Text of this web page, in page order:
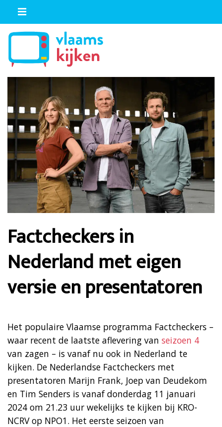
Factcheckers in
Nederland met eigen
versie en presentatoren
Het populaire Vlaamse programma Factcheckers –
waar recent de laatste aflevering van seizoen 4
van zagen – is vanaf nu ook in Nederland te
kijken. De Nederlandse Factcheckers met
presentatoren Marijn Frank, Joep van Deudekom
en Tim Senders is vanaf donderdag 11 januari
2024 om 21.23 uur wekelijks te kijken bij KRO-
NCRV op NPO1. Het eerste seizoen van